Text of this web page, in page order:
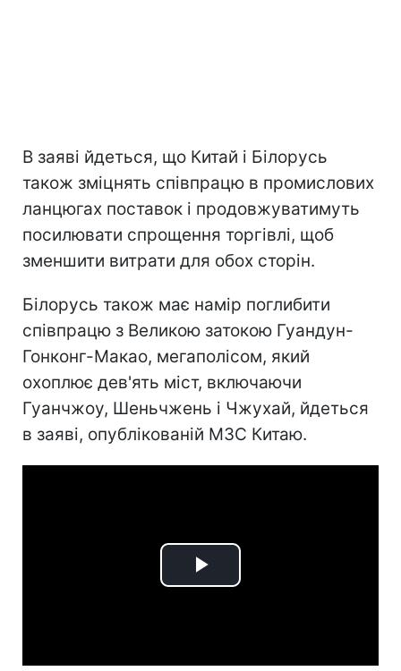
В заяві йдеться, що Китай і Білорусь
також зміцнять співпрацю в промислових
ланцюгах поставок і продовжуватимуть
посилювати спрощення торгівлі, щоб
зменшити витрати для обох сторін.
Білорусь також має намір поглибити
співпрацю з Великою затокою Гуандун-
Гонконг-Макао, мегаполісом, який
охоплює дев'ять міст, включаючи
Гуанчжоу, Шеньчжень і Чжухай, йдеться
в заяві, опублікованій МЗС Китаю.
Play